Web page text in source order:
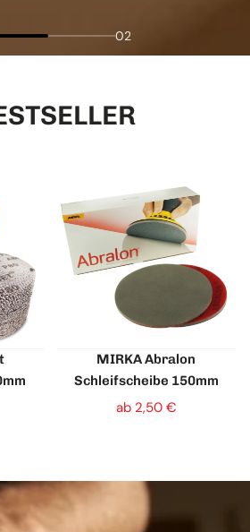
02
MIRKA Abralon
Schleifscheibe 150mm
ab 2,50 €